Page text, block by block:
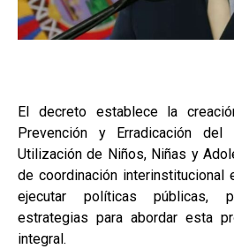
El decreto establece la
Prevención y Erradicación del
Utilización de Niños, Niñas y
de coordinación interinstitucional
ejecutar políticas públicas,
estrategias para abordar esta
integral.